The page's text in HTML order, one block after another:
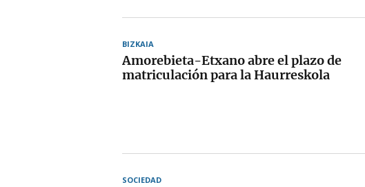
BIZKAIA
Amorebieta-Etxano abre el plazo de
matriculación para la Haurreskola
SOCIEDAD